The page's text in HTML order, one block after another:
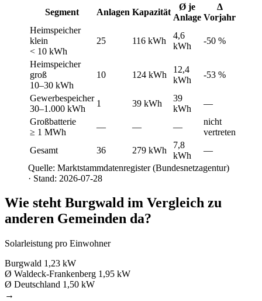
Segment
Anlagen Kapazität
Ø je
Anlage
Δ
Vorjahr
Heimspeicher
klein
< 10 kWh
25 116 kWh
4,6
kWh
-50 %
Heimspeicher
groß
10–30 kWh
10 124 kWh
12,4
kWh
-53 %
Gewerbespeicher
30–1.000 kWh
1 39 kWh
39
kWh
—
Großbatterie
≥ 1 MWh
— — —
nicht
vertreten
Gesamt
36 279 kWh
7,8
kWh
—
Quelle: Marktstammdatenregister (Bundesnetzagentur)
· Stand: 2026-07-28
Wie steht Burgwald im Vergleich zu
anderen Gemeinden da?
Solarleistung pro Einwohner
Burgwald 1,23 kW
Ø Waldeck-Frankenberg 1,95 kW
Ø Deutschland 1,50 kW
→